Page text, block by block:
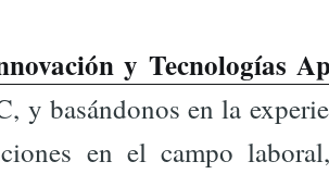
y Tecnologías
y basándonos en la
en el campo